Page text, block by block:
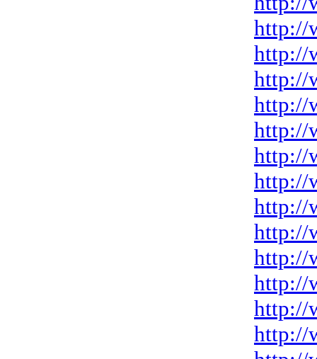
http://
http://
http://
http://
http://
http://
http://
http://
http://
http://
http://
http://
http://